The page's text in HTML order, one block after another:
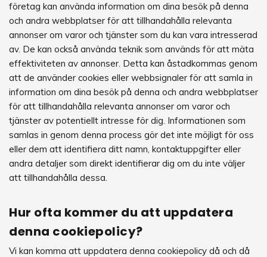
företag kan använda information om dina besök på denna
och andra webbplatser för att tillhandahålla relevanta
annonser om varor och tjänster som du kan vara intresserad
av. De kan också använda teknik som används för att mäta
effektiviteten av annonser. Detta kan åstadkommas genom
att de använder cookies eller webbsignaler för att samla in
information om dina besök på denna och andra webbplatser
för att tillhandahålla relevanta annonser om varor och
tjänster av potentiellt intresse för dig. Informationen som
samlas in genom denna process gör det inte möjligt för oss
eller dem att identifiera ditt namn, kontaktuppgifter eller
andra detaljer som direkt identifierar dig om du inte väljer
att tillhandahålla dessa.
Hur ofta kommer du att uppdatera
denna cookiepolicy?
Vi kan komma att uppdatera denna cookiepolicy då och då